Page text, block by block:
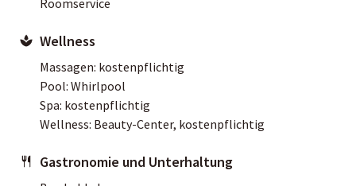
Wellness
Massagen: kostenpflichtig
Pool: Whirlpool
Spa: kostenpflichtig
Wellness: Beauty-Center, kostenpflichtig
Gastronomie und Unterhaltung